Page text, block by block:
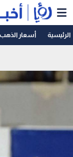
الرئيسية أسعار الذهب